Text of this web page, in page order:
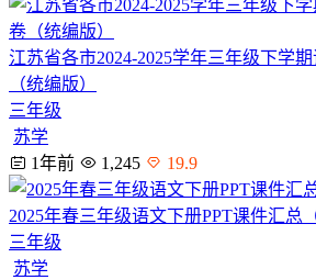
江苏省各市2024-2025学年三年级下学
（统编版）
三年级
苏学
1年前
1,245 19.9
2025年春三年级语文下册PPT课件汇总
三年级
苏学